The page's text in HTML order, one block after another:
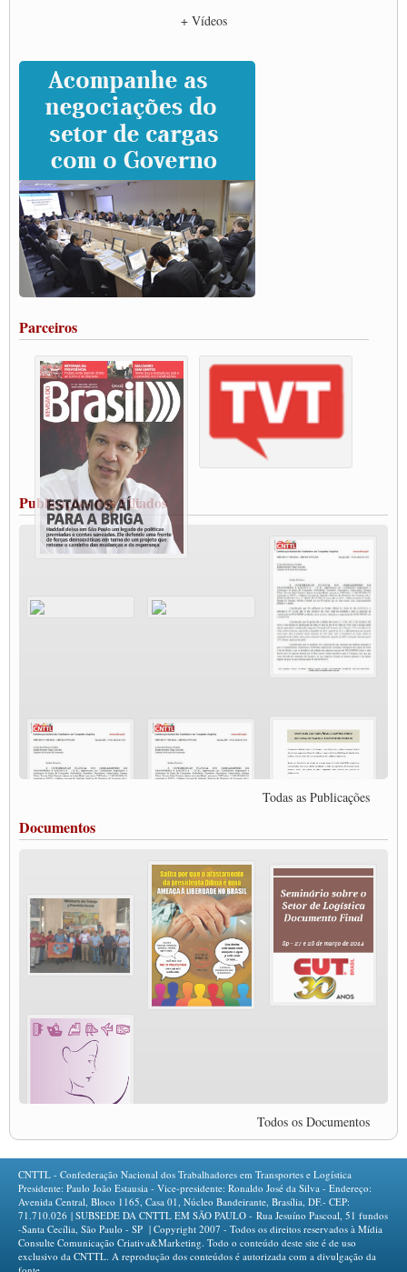
Caminhoneiros prometem paralisação e cobram diálogo com Lula
CNTTL e lideranças de caminhoneiros participam de debate sobre saúde nas
rodovias
Paulinho e Litti debatem política global para transporte rodoviário de cargas na
SUTCRA no Uruguai
Grande Conquista da Categoria transporte de Cargas e Caminhoneiros Autonomos
ENCONTRO INTERNACIONAL EM APOIO A CLASSE TRABALHADORA
DO BRASIL E A ELEIÇÃO 2022
Carta às Brasileiras e aos Brasileiros em Defesa do Estado Democrático de Direito
Paulinho, presidente da CNTTL, faz balanço do 3º Congresso da CNTTL
Caminhoneiros aprovam greve a partir do 1º de novembro
Rodoviários de Feira Santana fazem Assembleia para avaliar proposta de reajuste
salarial
Vacina Já: Lockdown de 24 horas dos trabalhadores em transportes está mantido,
Condutores de Guarulhos farão greve sanitária nesta terça-feira (20)
Paralisação dos Caminhoneiros na #BR285, entrocamento que liga o Mercosul ao
Rio Grande
Caminhoneiros bloqueiam duas faixas na Castello Branco e fazem protesto
Modal-Live #13 Aumento da Violência Contra Mulher e o Adoecimento da Classe
Trabalhadora em Tempos de Pandemia
MODAL-LIVE#12 POLÍTICAS PÚBLICAS DE TRANSPORTE PARA A
CLASSE TRABALHADORA E ELEIÇÕES NA PANDEMIA
MODAL-LIVE#11 POLÍTICAS PÚBLICAS DE TRANSPORTE
JUVENTUDE DO TRANSPORTE: POR QUE DEVEMOS NOS ORGANIZAR?
Fabio Primo testa positivo para Coronavírus, mas está bem de saúde
Modal-Live#9 Quais são os direitos dos trabalhador@s que contraem a Covid-19 na
Participe da Campanha Fora Bolsonaro
CNTTL e FECOOTAC apoiam Campanha de testes de COVID-19 para
MODAL-LIVE#8 - Lideranças sindicais da CNTTL, CGTB e dos caminhoneiros
O PAPEL DA ITF E FUTAC NAS LUTAS, EMPREGO, DIREITOS EM
ESCALA GLOBAL E DA DEFESA DA VIDA
Modal-Live #6: Com participação especial do professor da Unisinos e Doutor em
Ciências da Comunicação da USP, Rafael Grohmann, que coordena uma pesquisa
MODAL-LIVE #5 IMPACTOS DA COVID-19 NO TRABALHO VIÁRIO
(15/06/2020)
MODAL-LIVE #4 A privatização da gestão portuária e a Pandemia (9/06/2020)
MODAL-LIVE #4 A privatização da gestão portuária e a Pandemia (9/06/2020)
MODAL-LIVE #3 Impactos da COVID-19 na aviação (8/06/2020)
MODAL-LIVE #3 Impactos da COVID-19 na aviação (8/06/2020)
MODAL-LIVE #3 Impactos da COVID-19 na aviação (8/06/2020)
MODAL-LIVE #3 Impactos da COVID-19 na aviação (8/06/2020)
MODAL-LIVE #2 Os Impactos da COVID-19 no Trabalho Metroferroviário
(2/06/2020)
MODAL-LIVE #1 Data-base da categoria rodoviária e a pandemia de COVID-19
Paulinho, presidente da CNTTL, fala sobre a Greve dos Caminhoneiros anunciada
para o dia 16/12/2019
Ricardo Maldonado - Presidente da FUTAC
José Augustin Penilla - Oraganização de Táxi da Cidade do México
Fermín Umpierres - SNTP - Cuba
Miguel Quezada - ERCO - Equador
+ Vídeos
Parceiros
Publicações dos Filiados
Todas as Publicações
Documentos
Todos os Documentos
CNTTL - Confederação Nacional dos Trabalhadores em Transportes e Logística
Presidente: Paulo João Estausia - Vice-presidente: Ronaldo José da Silva - Endereço:
Avenida Central, Bloco 1165, Casa 01, Núcleo Bandeirante, Brasília, DF.- CEP:
71.710.026 | SUBSEDE DA CNTTL EM SÃO PAULO - Rua Jesuíno Pascoal, 51 fundos
-Santa Cecília, São Paulo - SP | Copyright 2007 - Todos os direitos reservados à Mídia
Consulte Comunicação Criativa&Marketing. Todo o conteúdo deste site é de uso
exclusivo da CNTTL. A reprodução dos conteúdos é autorizada com a divulgação da